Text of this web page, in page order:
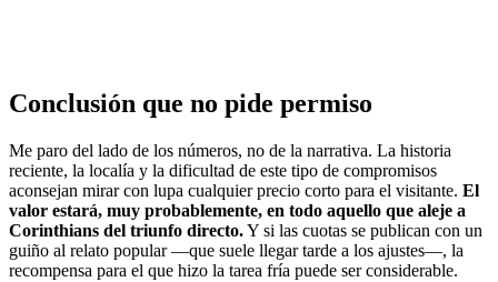
Conclusión que no pide permiso
Me paro del lado de los números, no de la narrativa. La historia
reciente, la localía y la dificultad de este tipo de compromisos
aconsejan mirar con lupa cualquier precio corto para el visitante. El
valor estará, muy probablemente, en todo aquello que aleje a
Corinthians del triunfo directo.Y si las cuotas se publican con un
guiño al relato popular —que suele llegar tarde a los ajustes—, la
recompensa para el que hizo la tarea fría puede ser considerable.